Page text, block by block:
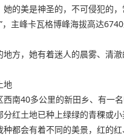
的美是神圣的，不可侵犯的
，主峰卡瓦格博峰海拔高达
方，她有着迷人的晨雾、清
地
南40多公里的新田乡、有一
红土地已种上绿绿的青稞或
都会有着不同的美景，红的